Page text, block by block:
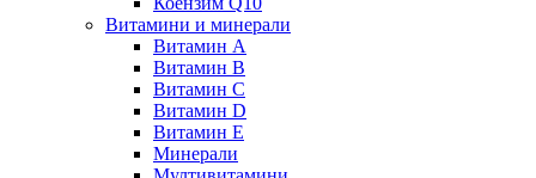
Витамини и минерали
Витамин А
Витамин B
Витамин C
Витамин D
Витамин E
Минерали